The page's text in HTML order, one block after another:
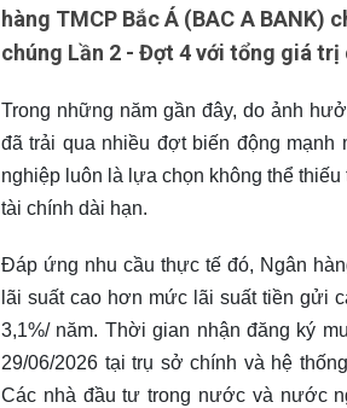
hàng TMCP Bắc Á (BAC A
chúng Lần 2 - Đợt 4 với tổng giá trị
Trong những năm gần đây, do ảnh
đã trải qua nhiều đợt biến động
nghiệp luôn là lựa chọn không thể
tài chính dài hạn.
Đáp ứng nhu cầu thực tế đó, Ngân
lãi suất cao hơn mức lãi suất tiền gửi
3,1%/ năm. Thời gian nhận đăng ký
29/06/2026 tại trụ sở chính và hệ
Các nhà đầu tư trong nước và nước